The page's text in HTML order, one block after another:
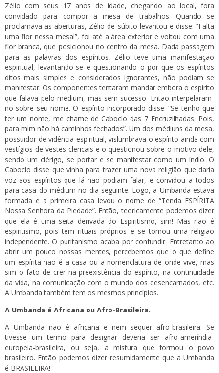
Zélio com seus 17 anos de idade, chegando ao local, fora
convidado para compor a mesa de trabalhos. Quando se
proclamava as aberturas, Zélio de súbito levantou e disse: “Falta
uma flor nessa mesa!”, foi até a área exterior e voltou com uma
flor branca, que posicionou no centro da mesa. Dada passagem
para as palavras dos espíritos, Zélio teve uma manifestação
espiritual, levantando-se e questionando o por que os espíritos
ditos mais simples e considerados ignorantes, não podiam se
manifestar. Os componentes tentaram mandar embora o espírito
que falava pelo médium, mas sem sucesso. Então interpelaram-
no sobre seu nome. O espírito incorporado disse: “Se tenho que
ter um nome, me chame de Caboclo das 7 Encruzilhadas. Pois,
para mim não há caminhos fechados”. Um dos médiuns da mesa,
possuidor de vidência espiritual, vislumbrava o espírito ainda com
vestígios de vestes clericais e o questionou sobre o motivo dele,
sendo um clérigo, se portar e se manifestar como um índio. O
Caboclo disse que vinha para trazer uma nova religião que daria
voz aos espíritos que lá não podiam falar, e convidou a todos
para casa do médium no dia seguinte. Logo, a Umbanda estava
formada e a primeira casa levou o nome de “Tenda ESPÍRITA
Nossa Senhora da Piedade”. Então, teoricamente podemos dizer
que ela é uma seita derivada do Espiritismo, sim! Mas não é
espiritismo, pois tem rituais próprios e se tornou uma religião
independente. O puritanismo acaba por confundir. Entretanto ao
abrir um pouco nossas mentes, percebemos que o que define
um espírita não é a casa ou a nomenclatura de onde vive, mas
sim o fato de crer na preexistência do espírito, na continuidade
da vida, na comunicação com o mundo dos desencarnados, etc.
A Umbanda também tem os mesmos princípios.
A Umbanda é Africana ou Afro-Brasileira.
A Umbanda não é africana e nem sequer afro-brasileira. Se
tivesse um termo para designar deveria ser afro-ameríndia-
europeia-brasileira, ou seja, a mistura que formou o povo
brasileiro. Então podemos dizer resumidamente que a Umbanda
é BRASILEIRA!